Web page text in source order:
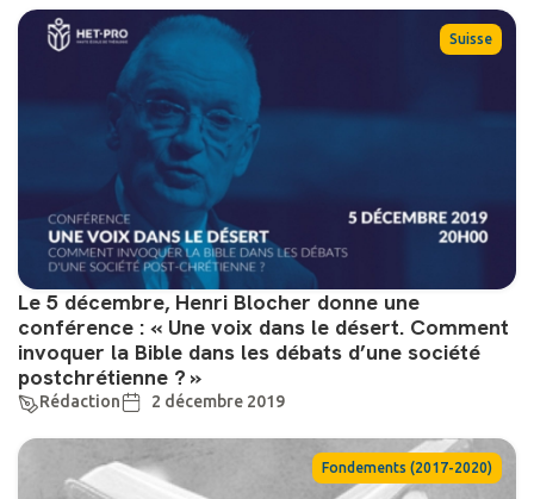
Suisse
Le 5 décembre, Henri Blocher donne une
conférence : « Une voix dans le désert. Comment
invoquer la Bible dans les débats d’une société
postchrétienne ? »
Rédaction 2 décembre 2019
Fondements (2017-2020)